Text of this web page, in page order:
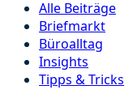
Alle Beiträge
Briefmarkt
Büroalltag
Insights
Tipps & Tricks